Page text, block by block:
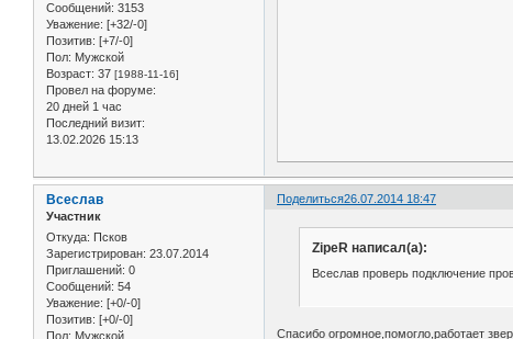
Сообщений: 3153
Уважение: [+32/-0]
Позитив: [+7/-0]
Пол: Мужской
Возраст: 37 [1988-11-16]
Провел на форуме:
20 дней 1 час
Последний визит:
13.02.2026 15:13
Поделиться26.07.2014 18:47
Всеслав
Участник
Откуда: Псков
Зарегистрирован: 23.07.2014
Приглашений: 0
Сообщений: 54
Уважение: [+0/-0]
Позитив: [+0/-0]
Пол: Мужской
ZipeR написал(а):
Всеслав проверь подключение
Спасибо огромное,помогло,работает